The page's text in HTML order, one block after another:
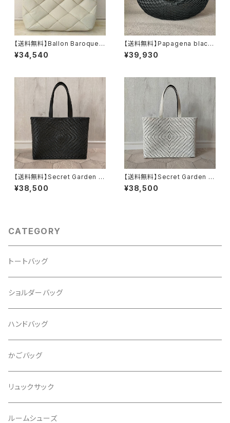
【送料無料】Ballon Baroque i
vory／パッチワーク仕立ての本
革トートバッグ
¥34,540
【送料無料】Papagena black
／手編みの本革ハンドバッグ
¥39,930
【送料無料】Secret Garden bl
ack／本革手編みのA4トートバ
ッグ
¥38,500
【送料無料】Secret Garden iv
ory／本革手編みのA4トートバ
ッグ
¥38,500
CATEGORY
トートバッグ
ショルダーバッグ
ハンドバッグ
かごバッグ
リュックサック
ルームシューズ